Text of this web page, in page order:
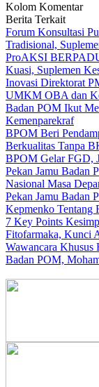
Kolom Komentar
Berita Terkait
Forum Konsultasi
Tradisional,
ProAKSI
Kuasi, Suplemen
Inovasi Direktorat
UMKM OBA dan
Badan POM Ikut
Kemenparekraf
BPOM Beri
Berkualitas Tanpa
BPOM Gelar FGD,
Pekan Jamu Badan
Nasional Masa
Pekan Jamu Badan
Kepmenko Tentang
7 Key Points
Fitofarmaka, Kunci
Wawancara Khusus
Badan POM,